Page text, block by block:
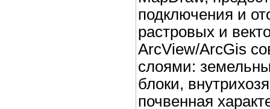
подключения и
растровых и
ArcView/ArcGis
слоями:
блоки,
почвенная